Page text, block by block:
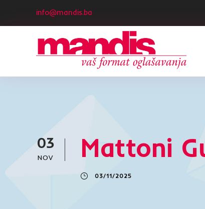
info@mandis.ba
03
NOV Mattoni
03/11/2025